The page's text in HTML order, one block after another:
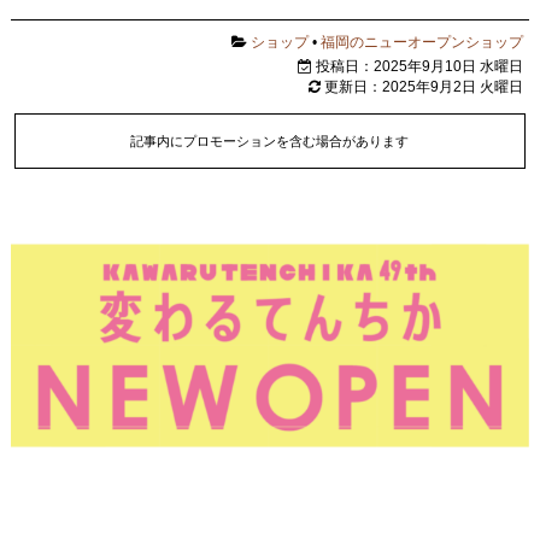
ショップ•福岡のニューオープンショップ
投稿日：2025年9月10日 水曜日
更新日：2025年9月2日 火曜日
記事内にプロモーションを含む場合があります